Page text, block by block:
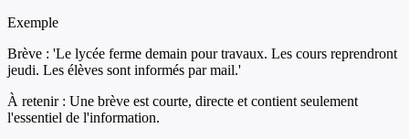
Exemple
Brève : 'Le lycée ferme demain pour travaux. Les cours reprendront
jeudi. Les élèves sont informés par mail.'
À retenir : Une brève est courte, directe et contient seulement
l'essentiel de l'information.